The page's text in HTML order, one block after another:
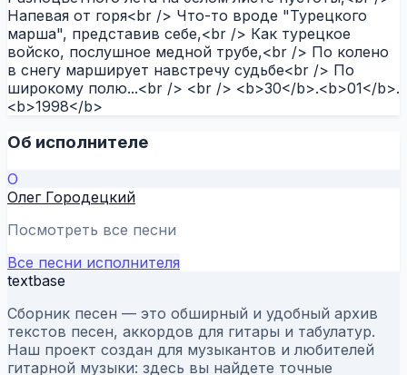
Напевая от горя<br /> Что-то вроде "Турецкого
марша", представив себе,<br /> Как турецкое
войско, послушное медной трубе,<br /> По колено
в снегу марширует навстречу судьбе<br /> По
широкому полю...<br /> <br /> <b>30</b>.<b>01</b>.
<b>1998</b>
Об исполнителе
О
Олег Городецкий
Посмотреть все песни
Все песни исполнителя
textbase
Сборник песен — это обширный и удобный архив
текстов песен, аккордов для гитары и табулатур.
Наш проект создан для музыкантов и любителей
гитарной музыки: здесь вы найдете точные